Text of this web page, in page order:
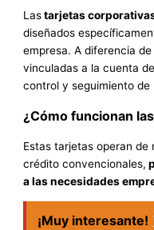
Lastarjetas
diseñados
empresa. A diferencia
vinculadas a la cuenta
control y seguimiento de
¿Cómo funcionan
Estas tarjetas operan de
crédito convencionales,
a las necesidades
¡Muy interesante!